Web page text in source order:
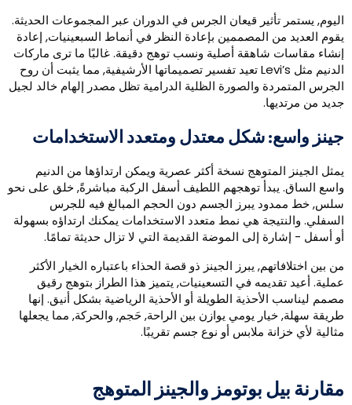
يستمر تأثير قيعان الجرس في الدوران عبر المجموعات الحديثة.
العديد من المصممين بإعادة النظر في أنماط السبعينيات, إعادة
مقاسات شاهقة أصلية ونسب توهج دقيقة. غالبًا ما ترى ماركات
الدنيم مثل Levi’s تعيد تفسير تصميماتها الأرشيفية, مما يثبت أن روح
المتمردة والصورة الظلية الدرامية تظل مصدر إلهام خالد لجيل
من مرتديها.
واسع: شكل معتدل ومتعدد الاستخدامات
الجينز المتوهج نسخة أكثر عصرية ويمكن ارتداؤها من الدنيم
الساق. يبدأ توهجهم اللطيف أسفل الركبة مباشرةً, خلق على نحو
خط ممدود يبرز الجسم دون الحجم المبالغ فيه للجرس
والنتيجة هي نمط متعدد الاستخدامات يمكنك ارتداؤه بسهولة
أسفل - إشارة إلى الموضة القديمة التي لا تزال حديثة تمامًا.
بين اختلافاتهم, يبرز الجينز ذو قصة الحذاء باعتباره الخيار الأكثر
أعيد تقديمه في التسعينيات, يتميز هذا الطراز بتوهج رقيق
ليناسب الأحذية الطويلة أو الأحذية الرياضية بشكل أنيق. إنها
سهلة, خيار يومي يوازن بين الراحة, حَجم, والحركة, مما يجعلها
لأي خزانة ملابس أو نوع جسم تقريبًا.
بيل بوتومز والجينز المتوهج